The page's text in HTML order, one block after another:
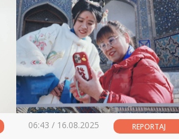
06:43 / 16.08.2025 REPORTAJ